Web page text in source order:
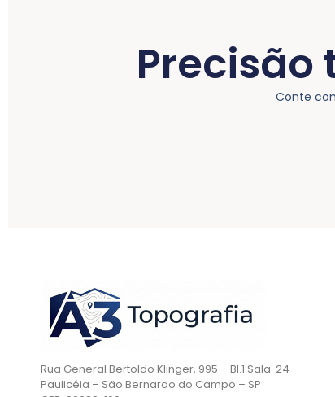
Precisão
Conte
Rua General Bertoldo Klinger, 995 – Bl.1 Sala. 24
Paulicéia – São Bernardo do Campo – SP